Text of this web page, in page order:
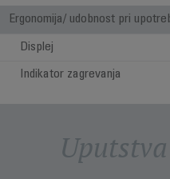
Ergonomija/ udobnost pri
Displej
Indikator zagrevanja